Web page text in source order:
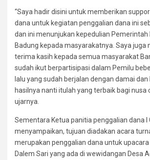
“Saya hadir disini untuk memberikan
dana untuk kegiatan penggalian dana ini
dan ini menunjukan kepedulian Pemerintah
Badung kepada masyarakatnya. Saya juga
terima kasih kepada semua masyarakat
sudah ikut berpartisipasi dalam Pemilu
lalu yang sudah berjalan dengan damai dan
hasilnya nanti itulah yang terbaik bagi nusa
ujarnya.
Sementara Ketua panitia penggalian dana I
menyampaikan, tujuan diadakan acara
merupakan penggalian dana untuk
Dalem Sari yang ada di wewidangan Desa